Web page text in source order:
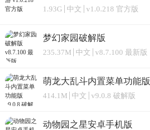
1.93G 中文 v1.0.218 官方版
梦幻家园破解版
235.37M 中文 v8.7.100 最新版
萌龙大乱斗内置菜单功能版
414.1M 中文 v9.0.8 破解版
动物园之星安卓手机版